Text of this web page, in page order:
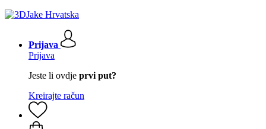
Prijava
Prijava
Jeste li ovdje prvi put?
Kreirajte račun